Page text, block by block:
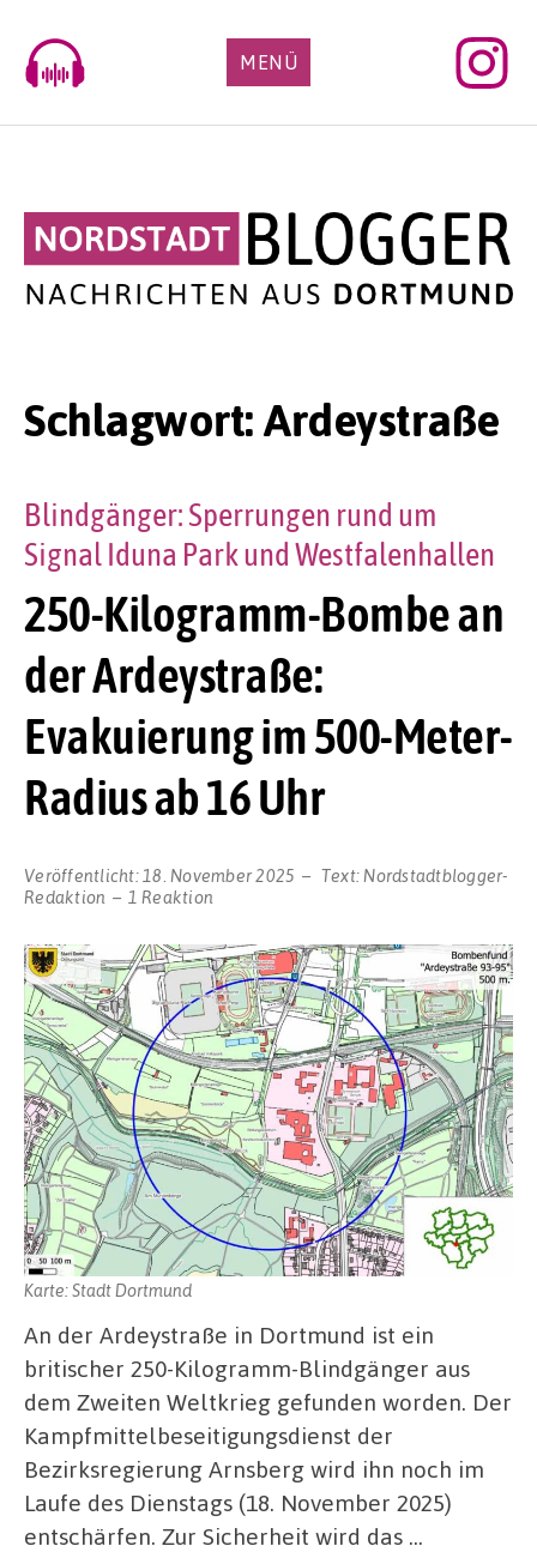
content
MENÜ
Schlagwort:Ardeystraße
250-Kilogramm-Bombe an
der Ardeystraße:
Evakuierung im 500-Meter-
Radius ab 16 Uhr
Blindgänger: Sperrungen rund um
Signal Iduna Park und Westfalenhallen
Veröffentlicht: 18. November 2025 Text: Nordstadtblogger-
Redaktion
1 Reaktion
Karte: Stadt Dortmund
An der Ardeystraße in Dortmund ist ein
britischer 250-Kilogramm-Blindgänger aus
dem Zweiten Weltkrieg gefunden worden. Der
Kampfmittelbeseitigungsdienst der
Bezirksregierung Arnsberg wird ihn noch im
Laufe des Dienstags (18. November 2025)
entschärfen. Zur Sicherheit wird das …